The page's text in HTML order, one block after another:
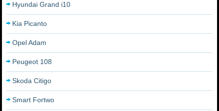
Hyundai Grand i10
Kia Picanto
Opel Adam
Peugeot 108
Skoda Citigo
Smart Fortwo